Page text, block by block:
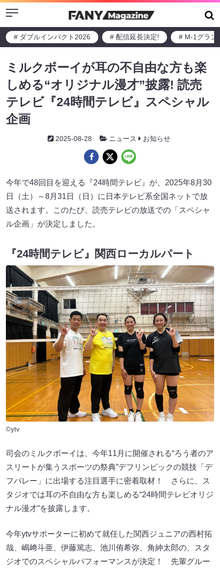
Menu
# ダブルインパクト2026 # 配信延長決定! # M-1グラン
ミルクボーイが耳の不自由な方も楽
しめる“オリジナル漫才”披露! 読売
テレビ『24時間テレビ』スペシャル
企画
2025-08-28 ニュース お知らせ
今年で48回目を迎える『24時間テレビ』が、2025年8月30
日（土）～8月31日（日）に日本テレビ系全国ネットで放
送されます。このたび、読売テレビの放送での「スペシャ
ル企画」が決定しました。
『24時間テレビ』関西ローカルパート
©ytv
司会のミルクボーイは、今年11月に開催される“ろう者のア
スリートが集うスポーツの祭典”デフリンピックの競技「デ
フバレー」に出場する注目選手に密着取材！ さらに、ス
タジオでは耳の不自由な方も楽しめる“24時間テレビオリジ
ナル漫才”を披露します。
今年ytvサポーターに初めて就任した関西ジュニアの西村拓
哉、嶋﨑斗亜、伊藤篤志、池川侑希弥、角紳太郎の、スタ
ジオでのスペシャルパフォーマンスが決定！ 先輩グルー